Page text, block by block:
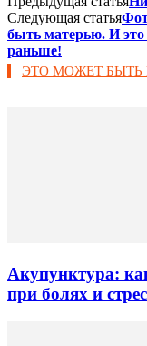
Следующая статья
быть матерью. И
раньше!
ЭТО МОЖЕТ БЫТЬ
Акупунктура:
при болях и